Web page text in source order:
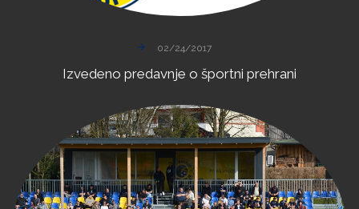
02/24/2017
Izvedeno predavnje o športni prehrani